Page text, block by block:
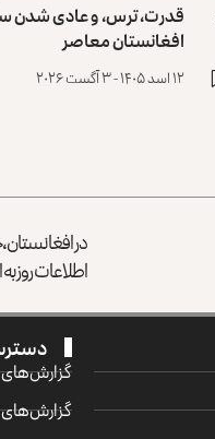
قدرت، ترس، و عادی ‌شدن
افغانستان معاصر
۱۲ اسد ۱۴۰۵ - ۳ آگست ۲۰۲۶
در
اطلاعات روز